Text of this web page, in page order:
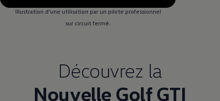
Remaining time, --:--
Illustration d'une utilisation par un pilote professionnel
sur circuit fermé.
Découvrez la
Nouvelle Golf GTI